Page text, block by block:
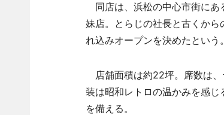
同店は、浜松の中心市街にあ
妹店。とらじの社長と古くか
れ込みオープンを決めたという。
店舗面積は約22坪。席数は、
装は昭和レトロの温かみを感
を備える。